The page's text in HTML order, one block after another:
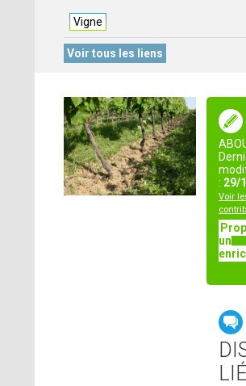
Vigne
Voir tous les liens
: 29/
Voir
un